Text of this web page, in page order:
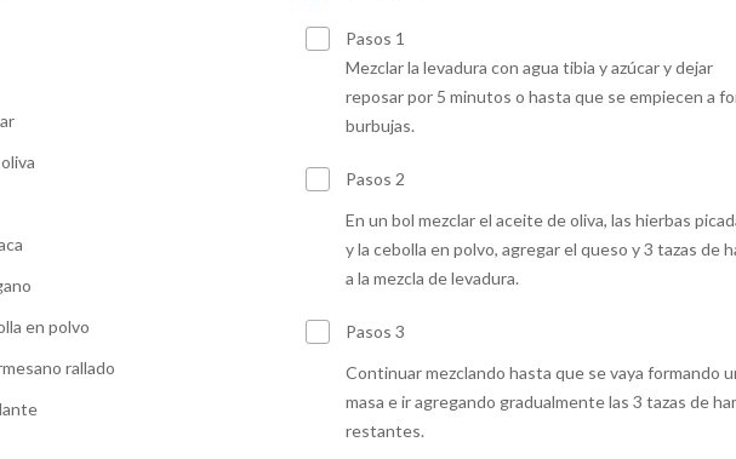
en polvo
rallado
Pasos 1
Mezclar la levadura con agua tibia y azúcar y dejar
reposar por 5 minutos o hasta que se empiecen a
burbujas.
Pasos 2
En un bol mezclar el aceite de oliva, las hierbas
y la cebolla en polvo, agregar el queso y 3 tazas de
a la mezcla de levadura.
Pasos 3
Continuar mezclando hasta que se vaya formando
masa e ir agregando gradualmente las 3 tazas de
restantes.